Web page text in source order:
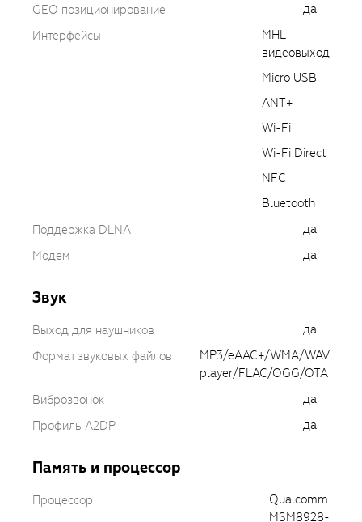
GEO позиционирование
да
Интерфейсы
MHL
видеовыход
Micro USB
ANT+
Wi-Fi
Wi-Fi Direct
NFC
Bluetooth
Поддержка DLNA
да
Модем
да
Звук
Выход для наушников
да
Формат звуковых файлов
MP3/eAAC+/WMA/WAV
player/FLAC/OGG/OTA
Виброзвонок
да
Профиль A2DP
да
Память и процессор
Процессор
Qualcomm
MSM8928-